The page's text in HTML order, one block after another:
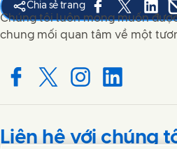
Chia sẻ trang
Share this page
Share this
Share
Chúng tôi luôn mong muốn
chung mối quan tâm về một
with us on Facebook
Connect with us on X
Connect with us on
Connect with
Liên hệ với chúng